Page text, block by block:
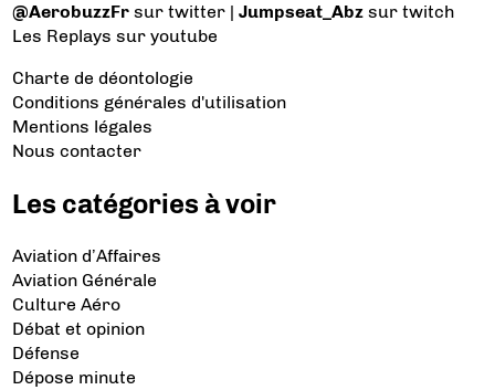
@AerobuzzFr sur twitter |Jumpseat_Abz sur twitch
Les Replays sur youtube
Charte de déontologie
Conditions générales d'utilisation
Mentions légales
Nous contacter
Les catégories à voir
Aviation d’Affaires
Aviation Générale
Culture Aéro
Débat et opinion
Défense
Dépose minute